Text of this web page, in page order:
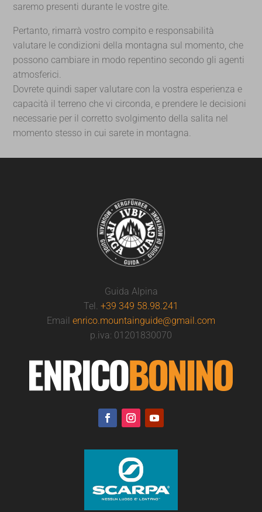
saremo presenti durante le vostre gite.
Pertanto, rimarrà vostro compito e responsabilità
valutare le condizioni della montagna sul momento, che
possono cambiare in modo repentino secondo gli agenti
atmosferici.
Dovrete quindi saper valutare con la vostra esperienza e
capacità il terreno che vi circonda, e prendere le decisioni
necessarie per il corretto svolgimento della salita nel
momento stesso in cui sarete in montagna.
Guida Alpina
Tel. +39 349 58.98.241
Email enrico.mountainguide@gmail.com
p.iva: 01201830070